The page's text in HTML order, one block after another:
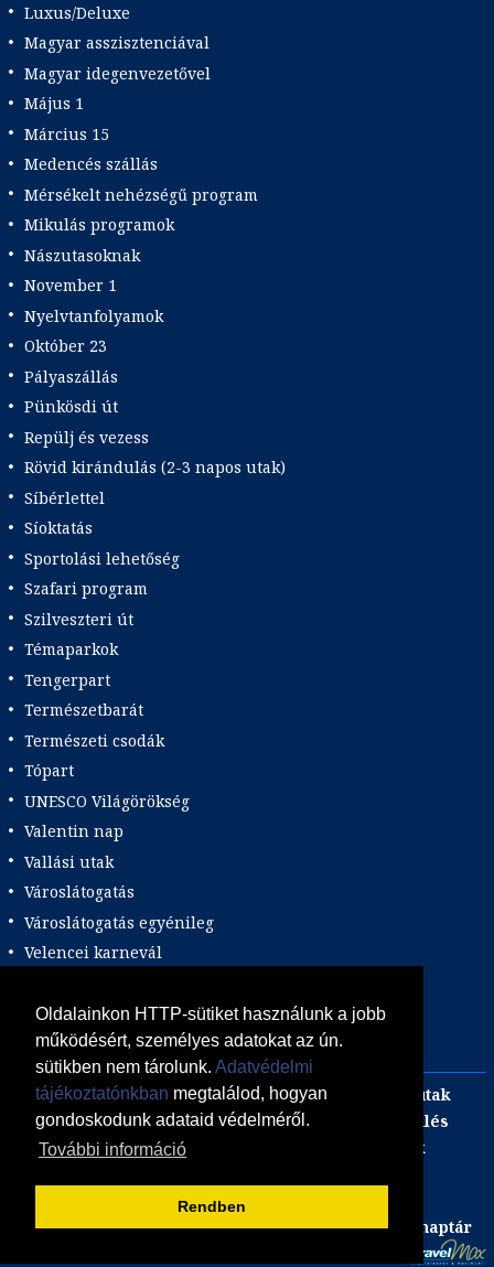
Oldalainkon HTTP-sütiket használunk a jobb
működésért, személyes adatokat az ún.
sütikben nem tárolunk. Adatvédelmi
tájékoztatónkban megtalálod, hogyan
gondoskodunk adataid védelméről.
További információ
Rendben
Luxus/Deluxe
Magyar asszisztenciával
Magyar idegenvezetővel
Május 1
Március 15
Medencés szállás
Mérsékelt nehézségű program
Mikulás programok
Nászutasoknak
November 1
Nyelvtanfolyamok
Október 23
Pályaszállás
Pünkösdi út
Repülj és vezess
Rövid kirándulás (2-3 napos utak)
Síbérlettel
Síoktatás
Sportolási lehetőség
Szafari program
Szilveszteri út
Témaparkok
Tengerpart
Természetbarát
Természeti csodák
Tópart
UNESCO Világörökség
Valentin nap
Vallási utak
Városlátogatás
Városlátogatás egyénileg
Velencei karnevál
Wellness
Zene tematika
Adults only Incentive
Szilveszteri egzotikus utak
Adventi utak
focijegy + szállás
Kombinált üdülés
Akciós Egzotikum
Gasztro utak
Luxushotelek
Süti (cookie) tájékoztató
Együttműködő állás portálunk
Utazás, nyaralás naptár